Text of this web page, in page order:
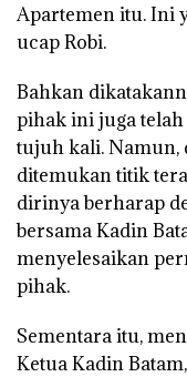
Apartemen itu. Ini
ucap Robi.
Bahkan
pihak ini juga
tujuh kali. Namun,
ditemukan titik
dirinya berharap
bersama Kadin
menyelesaikan
pihak.
Sementara itu,
Ketua Kadin